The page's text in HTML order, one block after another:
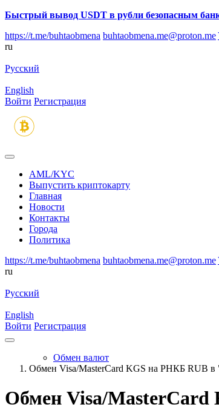
Быстрый вывод USDT в рубли безопасным
https://t.me/buhtaobmena buhtaobmena.me@proton.me
ru
Русский
English
Войти Регистрация
AML/KYC
Выпустить криптокарту
Главная
Новости
Контакты
Города
Политика
https://t.me/buhtaobmena buhtaobmena.me@proton.me
ru
Русский
English
Войти Регистрация
Обмен валют
Обмен Visa/MasterCard KGS на РНКБ RUB в
Обмен Visa/